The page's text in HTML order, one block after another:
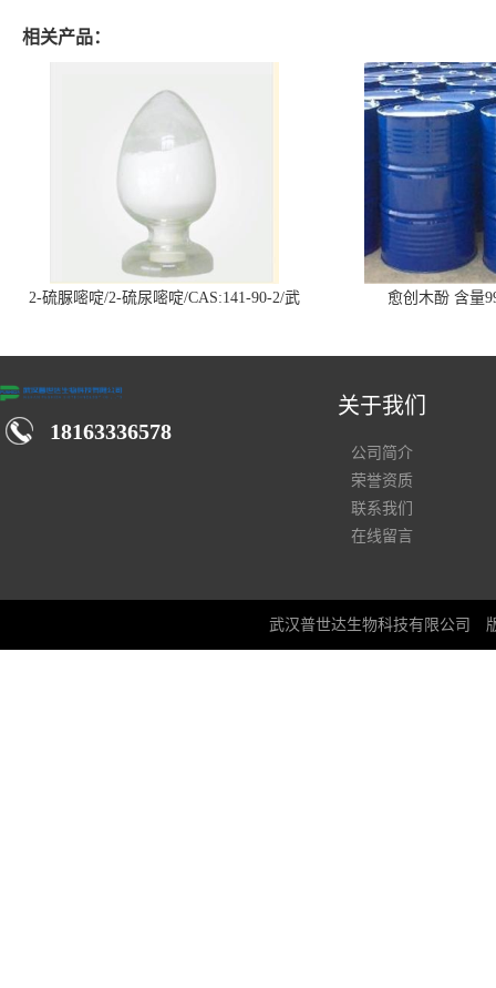
相关产品：
2-硫脲嘧啶/2-硫尿嘧啶/CAS:141-90-2/武
愈创木酚 含量
18163336578
关于我们
公司简介
荣誉资质
联系我们
在线留言
武汉普世达生物科技有限公司